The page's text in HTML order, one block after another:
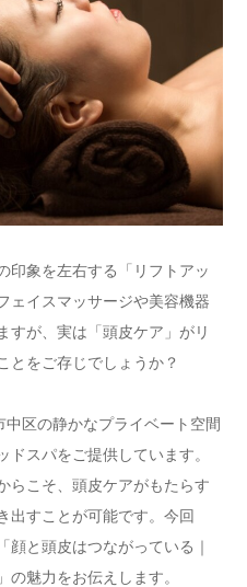
印象を左右する「リフトアッ
ェイスマッサージや美容機器
すが、実は「頭皮ケア」がリ
とをご存じでしょうか？
区の静かなプライベート空間
スパをご提供しています。
らこそ、頭皮ケアがもたらす
出すことが可能です。今回
顔と頭皮はつながっている｜
魅力をお伝えします。